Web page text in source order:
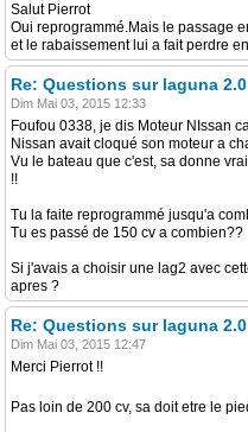
Salut Pierrot
Oui reprogrammé.Mais le passage
et le rabaissement lui a fait perdre
Re: Questions sur laguna
Dim Mai 03, 2015 12:33
Foufou 0338, je dis Moteur NIssan
Nissan avait cloqué son moteur a
Vu le bateau que c'est, sa donne
!!
Tu la faite reprogrammé jusqu'a
Tu es passé de 150 cv a combien??
Si j'avais a choisir une lag2 avec
apres ?
Re: Questions sur laguna
Dim Mai 03, 2015 12:47
Merci Pierrot !!
Pas loin de 200 cv, sa doit etre le